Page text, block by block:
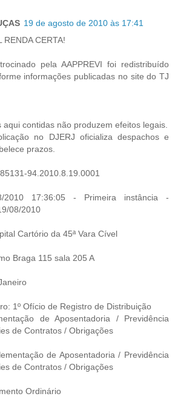
19 de agosto de 2010 às 17:41
RENDA CERTA!
pela AAPPREVI foi redistribuído
informações publicadas no site do TJ
aqui contidas não produzem efeitos legais.
no DJERJ oficializa despachos e
prazos.
94.2010.8.19.0001
2010 17:36:05 - Primeira instância -
08/2010
Cartório da 45ª Vara Cível
Braga 115 sala 205 A
1º Ofício de Registro de Distribuição
de Aposentadoria / Previdência
de Contratos / Obrigações
de Aposentadoria / Previdência
de Contratos / Obrigações
Ordinário